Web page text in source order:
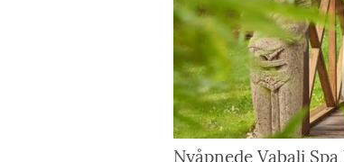
Nyåpnede Vabali